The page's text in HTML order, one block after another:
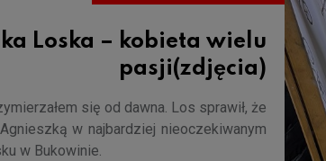
Loska – kobieta wielu
pasji(zdjęcia)
się od dawna. Los sprawił, że
w najbardziej nieoczekiwanym
w Bukowinie.